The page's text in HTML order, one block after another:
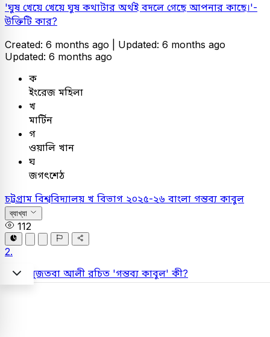
'ঘুষ খেয়ে খেয়ে ঘুষ কথাটার অর্থই বদলে গেছে আপনার কাছে।'-
উক্তিটি কার?
Created: 6 months ago | Updated: 6 months ago
Updated: 6 months ago
ক
ইংরেজ মহিলা
খ
মার্টিন
গ
ওয়ালি খান
ঘ
জগৎশেঠ
চট্টগ্রাম বিশ্ববিদ্যালয় খ বিভাগ ২০২৫-২৬ বাংলা গন্তব্য কাবুল
ব্যাখ্যা
112
2.
সৈয়দ মুজতবা আলী রচিত 'গন্তব্য কাবুল' কী?